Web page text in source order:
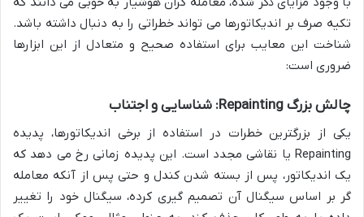
تکیه صرف بر اندیکاتورها می تواند خطراتی را به دنبال داشته باشد.
شناخت این معایب برای استفاده صحیح و متعادل از این ابزارها
ضروری است:
چالش بزرگ Repainting: شناسایی و اجتناب
یکی از بزرگترین خطرات در استفاده از برخی اندیکاتورها، پدیده
Repainting یا نقاشی مجدد است. این پدیده زمانی رخ می دهد که
یک اندیکاتور، پس از بسته شدن کندل و حتی پس از آنکه معامله
گر بر اساس سیگنال آن تصمیم گیری کرده، سیگنال خود را تغییر